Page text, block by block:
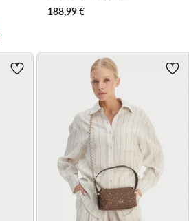
188,99€